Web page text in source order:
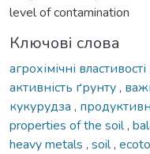
level of contamination
Ключові слова
агрохімічні
активність ґрунту,
кукурудза ,
properties of the soil,
heavy metals , soil,